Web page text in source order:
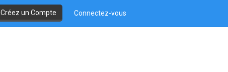
Créez un Compte Connectez-vous